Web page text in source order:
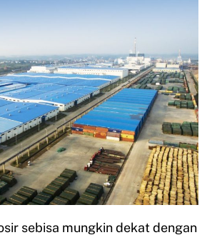
sebisa mungkin dekat dengan